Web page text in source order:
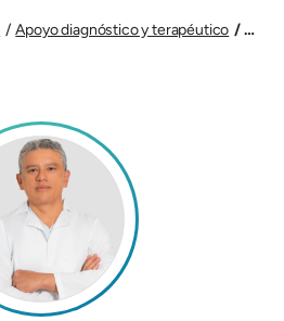
Apoyo diagnóstico y terapéutico José